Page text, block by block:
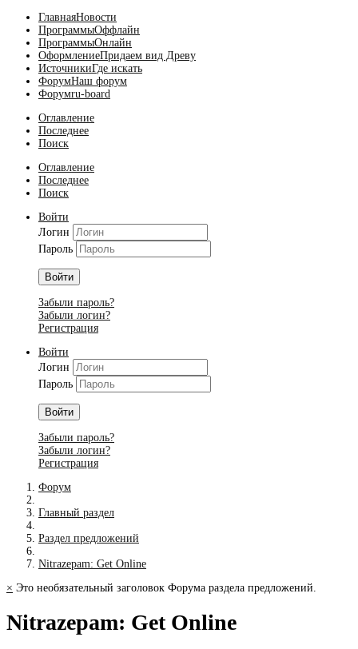
ГлавнаяНовости
ПрограммыОффлайн
ПрограммыОнлайн
ОформлениеПридаем вид Древу
ИсточникиГде искать
ФорумНаш форум
Форумru-board
Оглавление
Последнее
Поиск
Оглавление
Последнее
Поиск
Войти
Логин
Пароль
Войти
Забыли пароль?
Забыли логин?
Регистрация
Войти
Логин
Пароль
Войти
Забыли пароль?
Забыли логин?
Регистрация
Форум
Главный раздел
Раздел предложений
Nitrazepam: Get Online
× Это необязательный заголовок Форума раздела предложений.
Nitrazepam: Get Online